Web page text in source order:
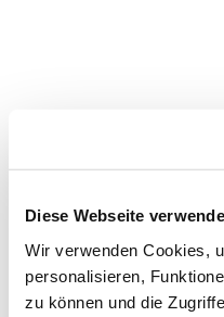
Diese Webseite
Wir verwenden Cookies,
personalisieren,
zu können und die